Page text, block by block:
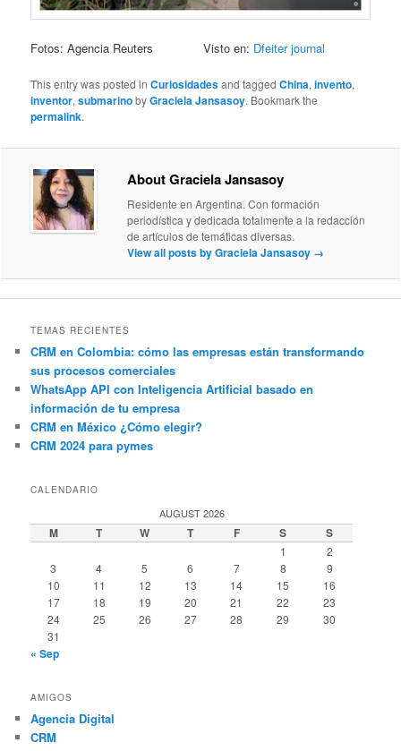
Fotos: Agencia Reuters Visto en: Dfeiter journal
This entry was posted inCuriosidadesand taggedChina,invento,
inventor,submarinobyGraciela Jansasoy. Bookmark the
permalink.
About Graciela Jansasoy
Residente en Argentina. Con formación
periodística y dedicada totalmente a la redacción
de artículos de temáticas diversas.
View all posts by Graciela Jansasoy →
TEMAS RECIENTES
CRM en Colombia: cómo las empresas están transformando
sus procesos comerciales
WhatsApp API con Inteligencia Artificial basado en
información de tu empresa
CRM en México ¿Cómo elegir?
CRM 2024 para pymes
CALENDARIO
AUGUST 2026
M T W T F S S
1
2
3
4 5 6 7 8
9
10
11 12 13 14 15
16
17
18 19 20 21 22
23
24
25 26 27 28 29
30
31
« Sep
AMIGOS
Agencia Digital
CRM